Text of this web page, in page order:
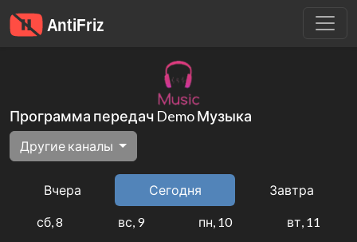
Программа передач Demo Музыка
Другие каналы
Вчера Сегодня Завтра
сб, 8 вс, 9 пн, 10 вт, 11